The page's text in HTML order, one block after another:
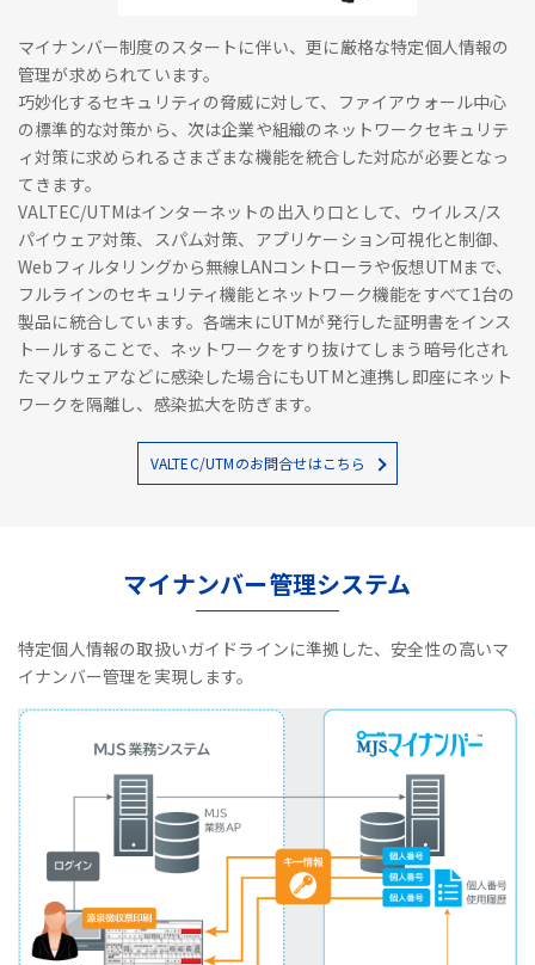
マイナンバー制度のスタートに伴い、更に厳格な特定個人情報の
管理が求められています。
巧妙化するセキュリティの脅威に対して、ファイアウォール中心
の標準的な対策から、次は企業や組織のネットワークセキュリテ
ィ対策に求められるさまざまな機能を統合した対応が必要となっ
てきます。
VALTEC/UTMはインターネットの出入り口として、ウイルス/ス
パイウェア対策、スパム対策、アプリケーション可視化と制御、
Webフィルタリングから無線LANコントローラや仮想UTMまで、
フルラインのセキュリティ機能とネットワーク機能をすべて1台の
製品に統合しています。各端末にUTMが発行した証明書をインス
トールすることで、ネットワークをすり抜けてしまう暗号化され
たマルウェアなどに感染した場合にもUTMと連携し即座にネット
ワークを隔離し、感染拡大を防ぎます。
VALTEC/UTMのお問合せはこちら
マイナンバー管理システム
特定個人情報の取扱いガイドラインに準拠した、安全性の高いマ
イナンバー管理を実現します。